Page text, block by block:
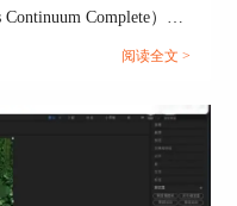
Complete）和
名的后期特效工具，它
简称PR）作为视频编
增长，本文将深入探讨
得推荐的PR插件，旨
考信息。...
阅读全文 >